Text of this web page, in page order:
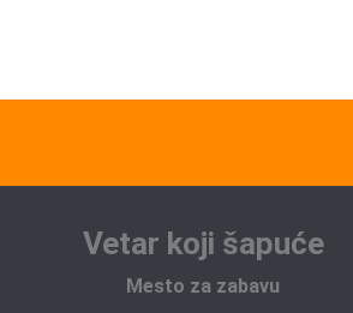
Vetar koji šapuće
Mesto za zabavu